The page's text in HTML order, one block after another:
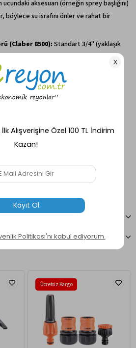
aksesuarı (örneğin sprey başlığını)
böylece su israfını önler ve rahat bir
(Claber 8500): Standart 3/4" (yaklaşık
hızlı hortum bağlantısını
adaptördür.
Seti 1/2", bahçenizi sulamaya
güncellemek için ideal bir
dayanıklılığı ve pratik özellikleriyle bahçe
Ücretsiz Kargo